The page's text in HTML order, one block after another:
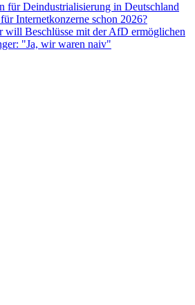
für Deindustrialisierung in Deutschland
Internetkonzerne schon 2026?
will Beschlüsse mit der AfD ermöglichen
"Ja, wir waren naiv"